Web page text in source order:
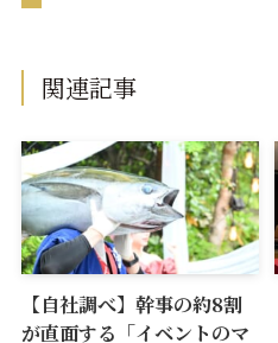
関連記事
【自社調べ】幹事の約8割
が直面する「イベントのマ